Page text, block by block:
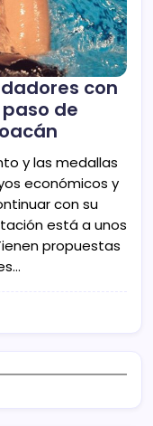
con
de
y las medallas
económicos y
con su
está a unos
propuestas